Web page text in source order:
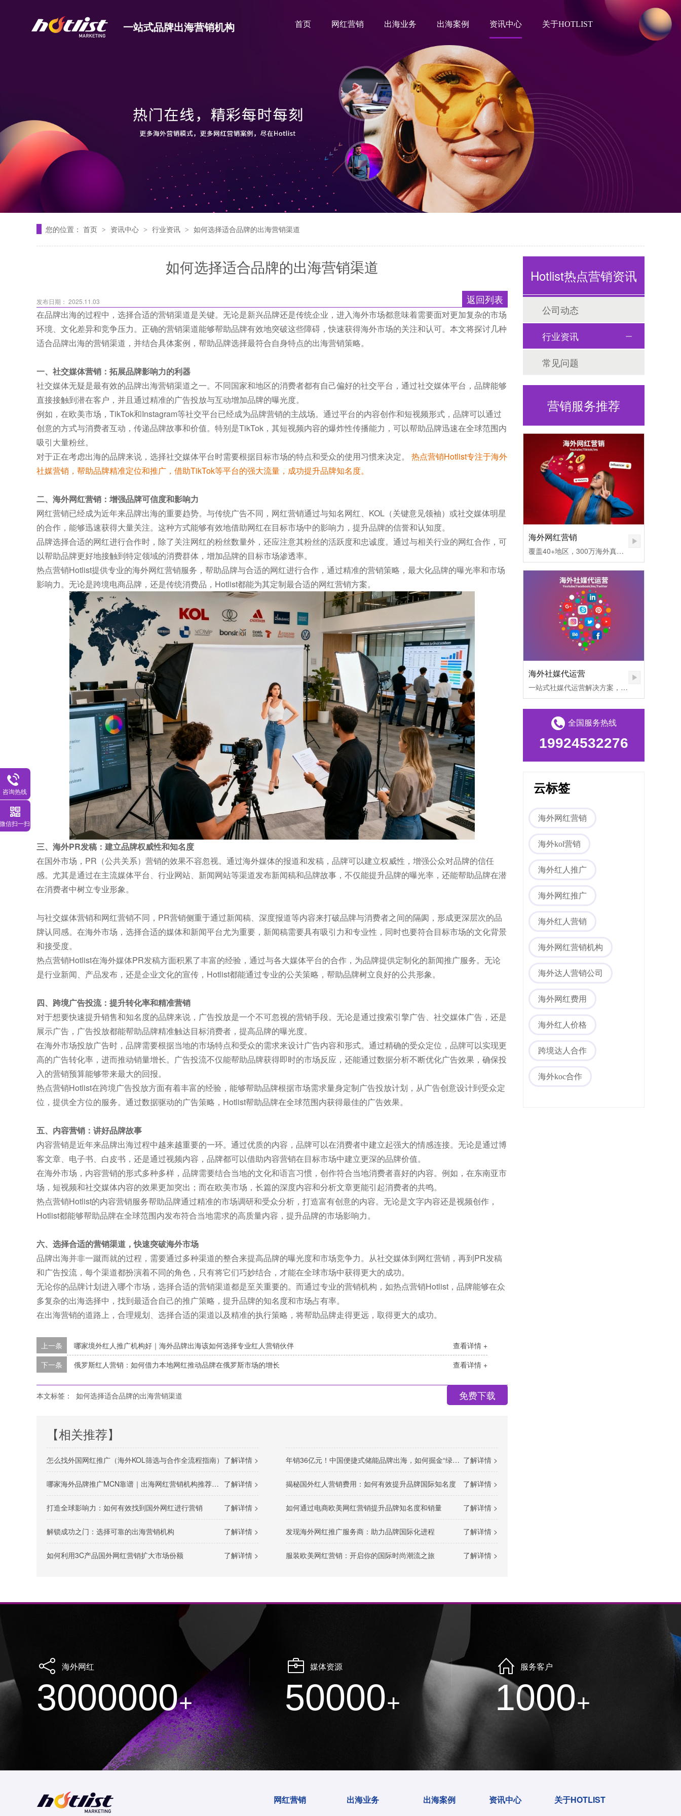
一站式品牌出海营销机构 首页 网红营销 出海业务 出海案例 资讯中心 关于HOTLIST
您的位置： 首页 > 资讯中心 > 行业资讯 > 如何选择适合品牌的出海营销渠道
如何选择适合品牌的出海营销渠道
返回列表
发布日期： 2025.11.03
在品牌出海的过程中，选择合适的营销渠道是关键。无论是新兴品牌还是传统企业，进入海外市场都意味着需要面对更加复杂的市场
环境、文化差异和竞争压力。正确的营销渠道能够帮助品牌有效地突破这些障碍，快速获得海外市场的关注和认可。本文将探讨几种
适合品牌出海的营销渠道，并结合具体案例，帮助品牌选择最符合自身特点的出海营销策略。
一、社交媒体营销：拓展品牌影响力的利器
社交媒体无疑是最有效的品牌出海营销渠道之一。不同国家和地区的消费者都有自己偏好的社交平台，通过社交媒体平台，品牌能够
直接接触到潜在客户，并且通过精准的广告投放与互动增加品牌的曝光度。
例如，在欧美市场，TikTok和Instagram等社交平台已经成为品牌营销的主战场。通过平台的内容创作和短视频形式，品牌可以通过
创意的方式与消费者互动，传递品牌故事和价值。特别是TikTok，其短视频内容的爆炸性传播能力，可以帮助品牌迅速在全球范围内
吸引大量粉丝。
对于正在考虑出海的品牌来说，选择社交媒体平台时需要根据目标市场的特点和受众的使用习惯来决定。 热点营销Hotlist专注于海外
社媒营销，帮助品牌精准定位和推广，借助TikTok等平台的强大流量，成功提升品牌知名度。
二、海外网红营销：增强品牌可信度和影响力
网红营销已经成为近年来品牌出海的重要趋势。与传统广告不同，网红营销通过与知名网红、KOL（关键意见领袖）或社交媒体明星
的合作，能够迅速获得大量关注。这种方式能够有效地借助网红在目标市场中的影响力，提升品牌的信誉和认知度。
品牌选择合适的网红进行合作时，除了关注网红的粉丝数量外，还应注意其粉丝的活跃度和忠诚度。通过与相关行业的网红合作，可
以帮助品牌更好地接触到特定领域的消费群体，增加品牌的目标市场渗透率。
热点营销Hotlist提供专业的海外网红营销服务，帮助品牌与合适的网红进行合作，通过精准的营销策略，最大化品牌的曝光率和市场
影响力。无论是跨境电商品牌，还是传统消费品，Hotlist都能为其定制最合适的网红营销方案。
三、海外PR发稿：建立品牌权威性和知名度
在国外市场，PR（公共关系）营销的效果不容忽视。通过海外媒体的报道和发稿，品牌可以建立权威性，增强公众对品牌的信任
感。尤其是通过在主流媒体平台、行业网站、新闻网站等渠道发布新闻稿和品牌故事，不仅能提升品牌的曝光率，还能帮助品牌在潜
在消费者中树立专业形象。
与社交媒体营销和网红营销不同，PR营销侧重于通过新闻稿、深度报道等内容来打破品牌与消费者之间的隔阂，形成更深层次的品
牌认同感。在海外市场，选择合适的媒体和新闻平台尤为重要，新闻稿需要具有吸引力和专业性，同时也要符合目标市场的文化背景
和接受度。
热点营销Hotlist在海外媒体PR发稿方面积累了丰富的经验，通过与各大媒体平台的合作，为品牌提供定制化的新闻推广服务。无论
是行业新闻、产品发布，还是企业文化的宣传，Hotlist都能通过专业的公关策略，帮助品牌树立良好的公共形象。
四、跨境广告投流：提升转化率和精准营销
对于想要快速提升销售和知名度的品牌来说，广告投放是一个不可忽视的营销手段。无论是通过搜索引擎广告、社交媒体广告，还是
展示广告，广告投放都能帮助品牌精准触达目标消费者，提高品牌的曝光度。
在海外市场投放广告时，品牌需要根据当地的市场特点和受众的需求来设计广告内容和形式。通过精确的受众定位，品牌可以实现更
高的广告转化率，进而推动销量增长。广告投流不仅能帮助品牌获得即时的市场反应，还能通过数据分析不断优化广告效果，确保投
入的营销预算能够带来最大的回报。
热点营销Hotlist在跨境广告投放方面有着丰富的经验，能够帮助品牌根据市场需求量身定制广告投放计划，从广告创意设计到受众定
位，提供全方位的服务。通过数据驱动的广告策略，Hotlist帮助品牌在全球范围内获得最佳的广告效果。
五、内容营销：讲好品牌故事
内容营销是近年来品牌出海过程中越来越重要的一环。通过优质的内容，品牌可以在消费者中建立起强大的情感连接。无论是通过博
客文章、电子书、白皮书，还是通过视频内容，品牌都可以借助内容营销在目标市场中建立更深的品牌价值。
在海外市场，内容营销的形式多种多样，品牌需要结合当地的文化和语言习惯，创作符合当地消费者喜好的内容。例如，在东南亚市
场，短视频和社交媒体内容的效果更加突出；而在欧美市场，长篇的深度内容和分析文章更能引起消费者的共鸣。
热点营销Hotlist的内容营销服务帮助品牌通过精准的市场调研和受众分析，打造富有创意的内容。无论是文字内容还是视频创作，
Hotlist都能够帮助品牌在全球范围内发布符合当地需求的高质量内容，提升品牌的市场影响力。
六、选择合适的营销渠道，快速突破海外市场
品牌出海并非一蹴而就的过程，需要通过多种渠道的整合来提高品牌的曝光度和市场竞争力。从社交媒体到网红营销，再到PR发稿
和广告投流，每个渠道都扮演着不同的角色，只有将它们巧妙结合，才能在全球市场中获得更大的成功。
无论你的品牌计划进入哪个市场，选择合适的营销渠道都是至关重要的。而通过专业的营销机构，如热点营销Hotlist，品牌能够在众
多复杂的出海选择中，找到最适合自己的推广策略，提升品牌的知名度和市场占有率。
在出海营销的道路上，合理规划、选择合适的渠道以及精准的执行策略，将帮助品牌走得更远，取得更大的成功。
查看详情 +
上一条
哪家境外红人推广机构好｜海外品牌出海该如何选择专业红人营销伙伴
查看详情 +
下一条 俄罗斯红人营销：如何借力本地网红推动品牌在俄罗斯市场的增长
免费下载
本文标签： 如何选择适合品牌的出海营销渠道
【相关推荐】
了解详情 >
怎么找外国网红推广（海外KOL筛选与合作全流程指南） 了解详情 >
年销36亿元！中国便捷式储能品牌出海，如何掘金“绿色经济”新风口
了解详情 >
哪家海外品牌推广MCN靠谱｜出海网红营销机构推荐指南 了解详情 >
揭秘国外红人营销费用：如何有效提升品牌国际知名度
了解详情 >
打造全球影响力：如何有效找到国外网红进行营销 了解详情 >
如何通过电商欧美网红营销提升品牌知名度和销量
了解详情 >
解锁成功之门：选择可靠的出海营销机构 了解详情 >
发现海外网红推广服务商：助力品牌国际化进程
了解详情 >
如何利用3C产品国外网红营销扩大市场份额 了解详情 >
服装欧美网红营销：开启你的国际时尚潮流之旅
Hotlist热点营销资讯
公司动态
行业资讯
常见问题
营销服务推荐
海外网红营销
覆盖40+地区，300万海外真实网红匹配，不同社媒平台发布内容矩阵，快速提高品牌认知度。1.无需百万粉丝，也可让您的品牌和产品一夜爆红
海外社媒代运营
一站式社媒代运营解决方案，帮助出海企业打破文化壁垒，提升海外私域流量。
全国服务热线
19924532276
云标签
海外网红营销
海外kol营销
海外红人推广
海外网红推广
海外红人营销
海外网红营销机构
海外达人营销公司
海外网红费用
海外红人价格
跨境达人合作
海外koc合作
海外网红
3000000+
媒体资源
50000+
服务客户
1000+
网红营销
出海业务
出海案例
资讯中心
关于HOTLIST
咨询热线
微信扫一扫